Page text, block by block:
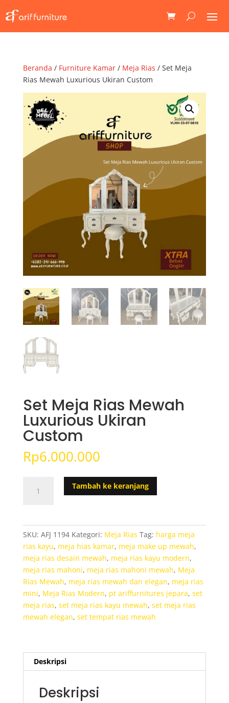
Beranda / Furniture Kamar/ Meja Rias / Set Meja
Rias Mewah Luxurious Ukiran Custom
Set Meja Rias Mewah
Luxurious Ukiran
Custom
Rp6.000.000
Luxurious
Ukiran
Custom
Tambah ke keranjang
SKU: AFJ 1194 Kategori: Meja Rias Tag: harga meja
rias kayu, meja hias kamar, meja make up mewah,
meja rias desain mewah, meja rias kayu modern,
meja rias mahoni, meja rias mahoni mewah, Meja
Rias Mewah, meja rias mewah dan elegan, meja rias
mini, Meja Rias Modern, pt ariffurnitures jepara, set
meja rias, set meja rias kayu mewah, set meja rias
mewah elegan, set tempat rias mewah
Deskripsi
Deskripsi